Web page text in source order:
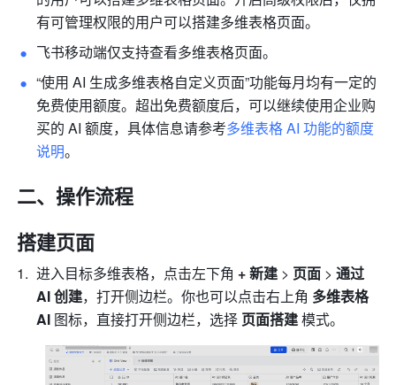
有可管理权限的用户可以搭建多维表格页面。
飞书移动端仅支持查看多维表格页面。
“使用 AI 生成多维表格自定义页面”功能每月均有一定的
免费使用额度。超出免费额度后，可以继续使用企业购
买的 AI 额度，具体信息请参考多维表格 AI 功能的额度
说明。
二、操作流程
搭建页面
进入目标多维表格，点击左下角 +新建 > 页面 > 通过
AI 创建，打开侧边栏。你也可以点击右上角 多维表格
AI 图标，直接打开侧边栏，选择 页面搭建 模式。